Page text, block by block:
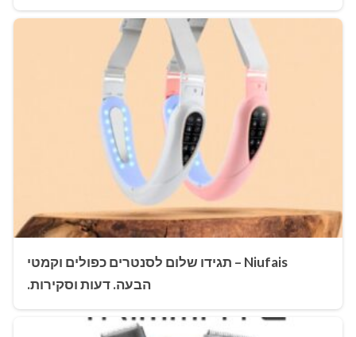
Niufais – תגידו שלום לסנטרים כפולים וקמטי
הבעה. דעות וסקירות.